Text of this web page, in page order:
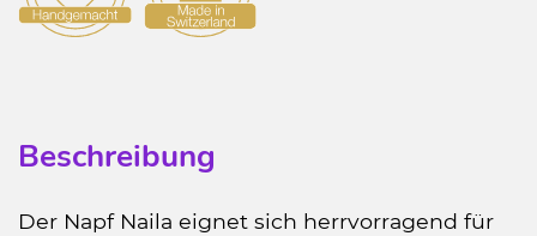
Beschreibung
Der Napf Naila eignet sich herrvorragend für